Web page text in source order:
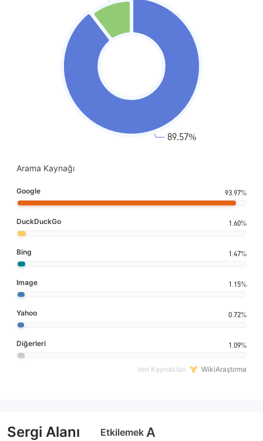
Arama Kaynağı
Google 93.97%
DuckDuckGo 1.60%
Bing 1.47%
Image 1.15%
Yahoo 0.72%
Diğerleri 1.09%
Veri Kaynakları WikiAraştırma
Sergi Alanı Etkilemek A